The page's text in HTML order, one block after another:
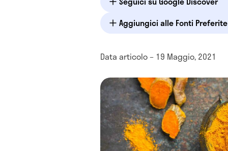
Aggiungici alle Fonti
Data articolo – 19 Maggio, 2021